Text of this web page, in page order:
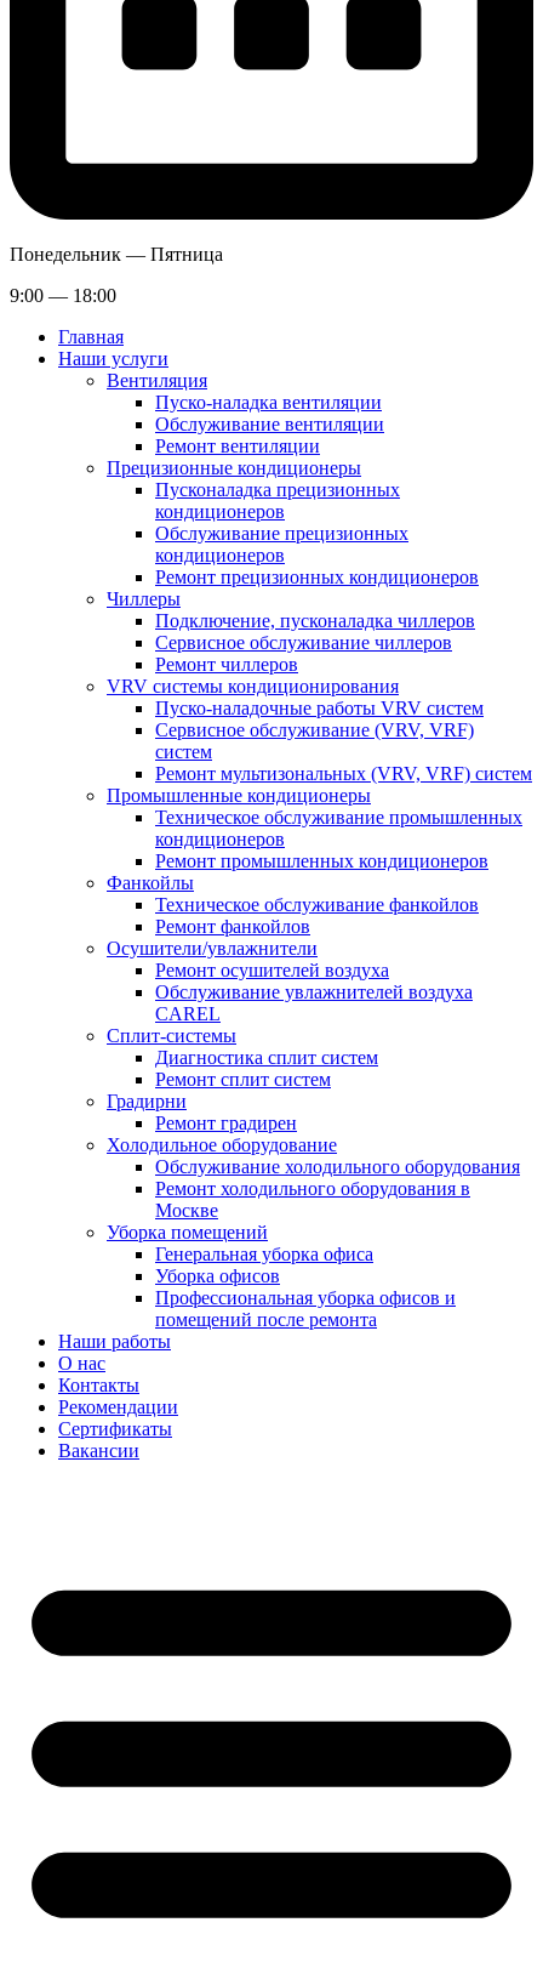
Понедельник — Пятница
9:00 — 18:00
Главная
Наши услуги
Вентиляция
Пуско-наладка вентиляции
Обслуживание вентиляции
Ремонт вентиляции
Прецизионные кондиционеры
Пусконаладка прецизионных
кондиционеров
Обслуживание прецизионных
кондиционеров
Ремонт прецизионных кондиционеров
Чиллеры
Подключение, пусконаладка чиллеров
Сервисное обслуживание чиллеров
Ремонт чиллеров
VRV системы кондиционирования
Пуско-наладочные работы VRV систем
Сервисное обслуживание (VRV, VRF)
систем
Ремонт мультизональных (VRV, VRF) систем
Промышленные кондиционеры
Техническое обслуживание промышленных
кондиционеров
Ремонт промышленных кондиционеров
Фанкойлы
Техническое обслуживание фанкойлов
Ремонт фанкойлов
Осушители/увлажнители
Ремонт осушителей воздуха
Обслуживание увлажнителей воздуха
CAREL
Сплит-системы
Диагностика сплит систем
Ремонт сплит систем
Градирни
Ремонт градирен
Холодильное оборудование
Обслуживание холодильного оборудования
Ремонт холодильного оборудования в
Москве
Уборка помещений
Генеральная уборка офиса
Уборка офисов
Профессиональная уборка офисов и
помещений после ремонта
Наши работы
О нас
Контакты
Рекомендации
Сертификаты
Вакансии